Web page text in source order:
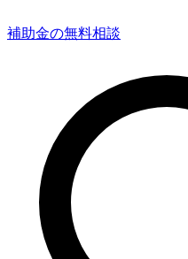
補助金の無料相談